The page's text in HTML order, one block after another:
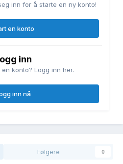
inn for å starte en ny konto!
en konto
inn
konto? Logg inn her.
inn nå
Følgere 0